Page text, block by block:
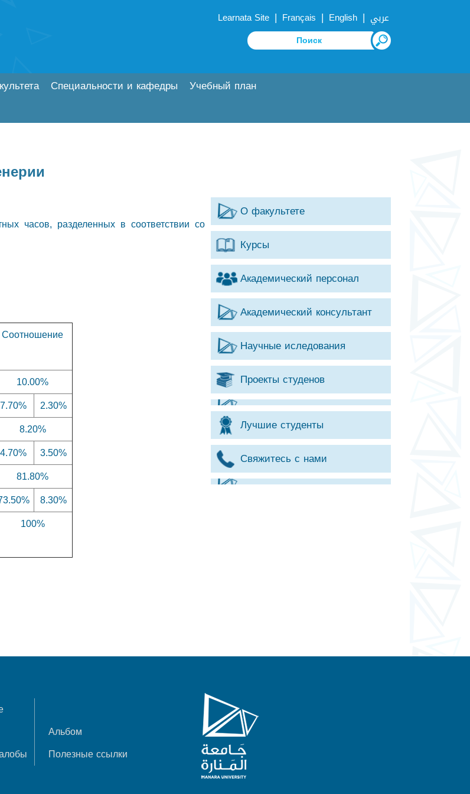
Learnata Site | Français | English | عربي
Специальности и кафедры
Учебный план
О факультете
Курсы
Академический персонал
Академический консультант
Научные иследования
Проекты студенов
Лучшие студенты
Свяжитесь с нами
часов, разделенных в соответствии со
Соотношение
10.00%
7.70%
2.30%
8.20%
4.70%
3.50%
81.80%
8.30%
100%
Альбом
Полезные ссылки